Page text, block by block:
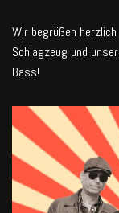
Wir begrüßen herzlich
Schlagzeug und
Bass!